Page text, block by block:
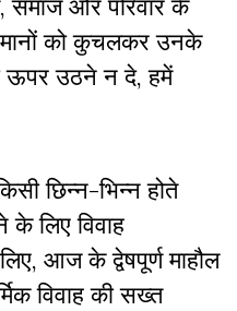
समाज और परिवार के
को कुचलकर उनके
ऊपर उठने न दे, हमें
छिन्न-भिन्न होते
लिए विवाह
आज के द्वेषपूर्ण माहौल
विवाह की सख्त